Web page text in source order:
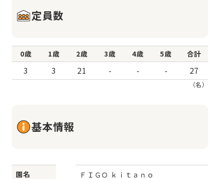
定員数
0歳 1歳 2歳 3歳 4歳 5歳 合計
3 3 21 - - - 27
（名）
基本情報
園名
ＦＩＧＯ ｋｉｔａｎｏ